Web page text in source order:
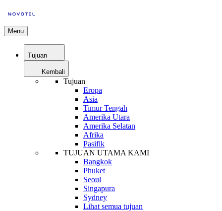
Menu
Tujuan
Kembali
Tujuan
Eropa
Asia
Timur Tengah
Amerika Utara
Amerika Selatan
Afrika
Pasifik
TUJUAN UTAMA KAMI
Bangkok
Phuket
Seoul
Singapura
Sydney
Lihat semua tujuan